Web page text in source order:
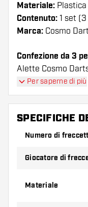
Materiale: Plastica
Contenuto: 1 set
Marca: Cosmo
Confezione da 3
Alette Cosmo
una lunga durata.
utilizzate solo con
Suggerimento di
Assicuratevi di
Provate una
Per saperne di più
SPECIFICHE
Numero di
Giocatore di
Materiale